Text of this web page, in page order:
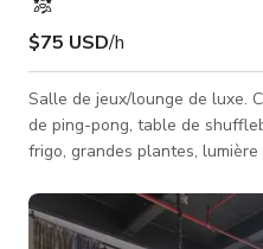
$75 USD/h
Salle de jeux/lounge de luxe. Caractéristiques : billard, table
de ping-pong, table de
frigo, grandes plantes,